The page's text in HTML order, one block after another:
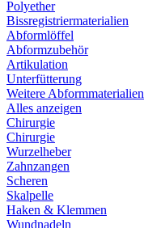
Polyether
Bissregistriermaterialien
Abformlöffel
Abformzubehör
Artikulation
Unterfütterung
Weitere Abformmaterialien
Alles anzeigen
Chirurgie
Chirurgie
Wurzelheber
Zahnzangen
Scheren
Skalpelle
Haken & Klemmen
Wundnadeln